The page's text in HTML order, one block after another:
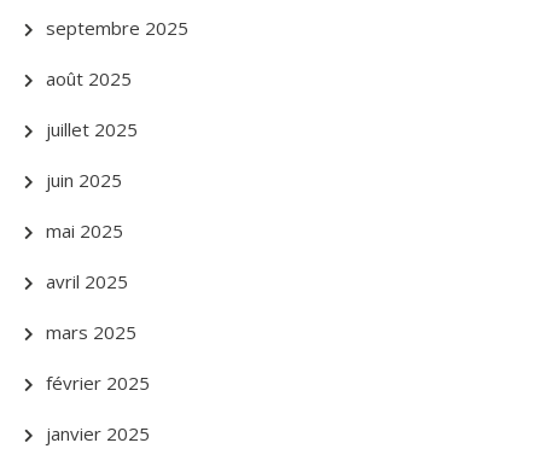
septembre 2025
août 2025
juillet 2025
juin 2025
mai 2025
avril 2025
mars 2025
février 2025
janvier 2025